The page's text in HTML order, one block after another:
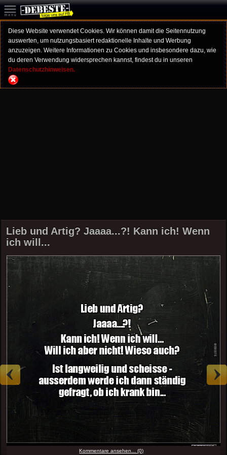
Diese Website verwendet Cookies. Wir können damit die Seitennutzung
auswerten, um nutzungsbasiert redaktionelle Inhalte und Werbung
anzuzeigen. Weitere Informationen zu Cookies und insbesondere dazu, wie
du deren Verwendung widersprechen kannst, findest du in unseren
Datenschutzhinweisen.
Lieb und Artig? Jaaaa...?! Kann ich! Wenn
ich will...
Kommentare ansehen... (0)